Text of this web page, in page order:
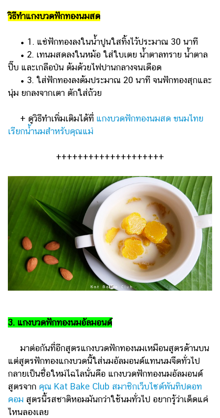
วิธีทำแกงบวดฟักทองนมสด
• 1. แช่ฟักทองลงในน้ำปูนใสทิ้งไว้ประมาณ 30 นาที
• 2. เทนมสดลงในหม้อ ใส่ใบเตย น้ำตาลทราย น้ำตาล
ปี๊บ และเกลือป่น ต้มด้วยไฟปานกลางจนเดือด
• 3. ใส่ฟักทองลงต้มประมาณ 20 นาที จนฟักทองสุกและ
นุ่ม ยกลงจากเตา ตักใส่ถ้วย
+ ดูวิธีทำเพิ่มเติมได้ที่ แกงบวดฟักทองนมสด ขนมไทย
เรียกน้ำนมสำหรับคุณแม่
++++++++++++++++++++
3. แกงบวดฟักทองนมอัลมอนด์
มาต่อกันที่อีกสูตรแกงบวดฟักทองนมเหมือนสูตรด้านบน
แต่สูตรฟักทองแกงบวดนี้ใส่นมอัลมอนด์แทนนมจืดทั่วไป
กลายเป็นชื่อใหม่ไฉไลนั่นคือ แกงบวดฟักทองนมอัลมอนด์
สูตรจาก คุณ Kat Bake Club สมาชิกเว็บไซต์พันทิปดอท
คอม สูตรนี้รสชาติหอมมันกว่าใช้นมทั่วไป อยากรู้ว่าเด็ดแค่
ไหนลองเลย